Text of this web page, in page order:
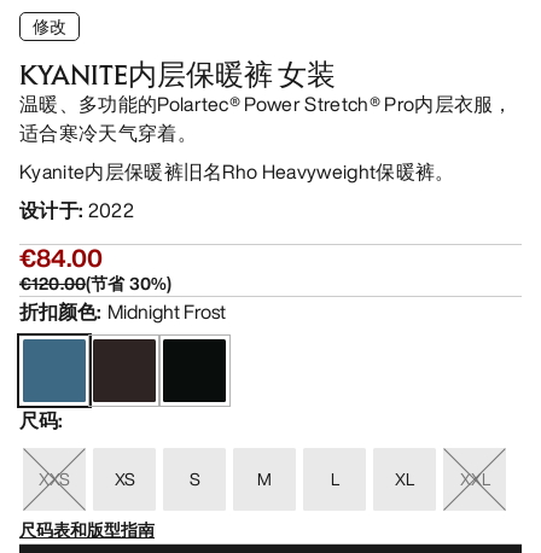
修改
KYANITE内层保暖裤 女装
温暖、多功能的Polartec® Power Stretch® Pro内层衣服，
适合寒冷天气穿着。
Kyanite内层保暖裤旧名Rho Heavyweight保暖裤。
设计于: 2022
€84.00
€120.00(节省30%)
折扣颜色: Midnight Frost
尺码:
XXS XS S M L XL
XXL
尺码表和版型指南